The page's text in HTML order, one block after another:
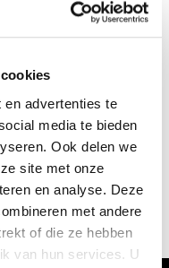
en advertenties te
media te bieden
Ook delen we
site met onze
en analyse. Deze
met andere
of die ze hebben
van hun services. U
twee musea zou
hem. Ontmoet
had liggen. En die rond
in Suriname.
bewonderaar van